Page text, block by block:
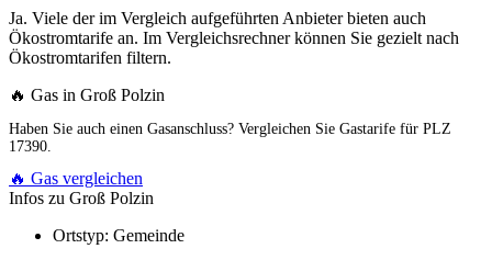
Ja. Viele der im Vergleich aufgeführten Anbieter bieten auch
Ökostromtarife an. Im Vergleichsrechner können Sie gezielt nach
Ökostromtarifen filtern.
🔥 Gas in Groß Polzin
Haben Sie auch einen Gasanschluss? Vergleichen Sie Gastarife für PLZ
17390.
🔥 Gas vergleichen
Infos zu Groß Polzin
Ortstyp: Gemeinde